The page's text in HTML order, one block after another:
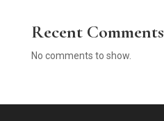
Recent Comments
No comments to show.